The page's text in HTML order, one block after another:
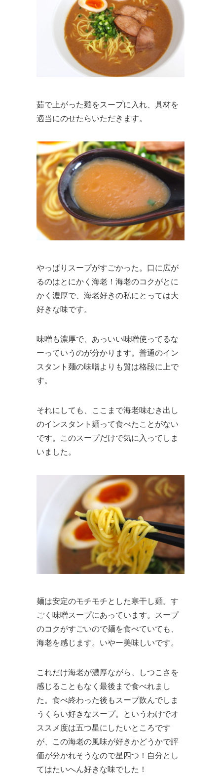
茹で上がった麺をスープに入れ、具材を
適当にのせたらいただきます。
やっぱりスープがすごかった。口に広が
るのはとにかく海老！海老のコクがとに
かく濃厚で、海老好きの私にとっては大
好きな味です。
味噌も濃厚で、あっいい味噌使ってるな
ーっていうのが分かります。普通のイン
スタント麺の味噌よりも質は格段に上で
す。
それにしても、ここまで海老味むき出し
のインスタント麺って食べたことがない
です。このスープだけで気に入ってしま
いました。
麺は安定のモチモチとした寒干し麺。す
ごく味噌スープにあっています。スープ
のコクがすごいので麺を食べていても、
海老を感じます。いやー美味しいです。
これだけ海老が濃厚ながら、しつこさを
感じることもなく最後まで食べれまし
た。食べ終わった後もスープ飲んでしま
うくらい好きなスープ。というわけでオ
ススメ度は五つ星にしたいところです
が、この海老の風味が好きかどうかで評
価が分かれそうなので星四つ！自分とし
てはたいへん好きな味でした！